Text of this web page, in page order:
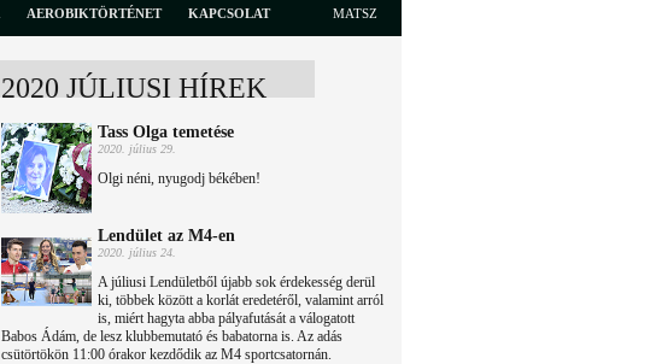
AEROBIKTÖRTÉNET KAPCSOLAT MATSZ
2020 JÚLIUSI HÍREK
Tass Olga temetése
2020. július 29.
Olgi néni, nyugodj békében!
Lendület az M4-en
2020. július 24.
A júliusi Lendületből újabb sok érdekesség derül
ki, többek között a korlát eredetéről, valamint arról
is, miért hagyta abba pályafutását a válogatott
Babos Ádám, de lesz klubbemutató és babatorna is. Az adás
csütörtökön 11:00 órakor kezdődik az M4 sportcsatornán.